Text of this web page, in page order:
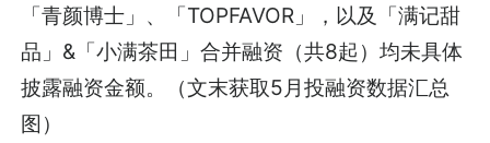
「青颜博士」、「TOPFAVOR」，以及「满记甜
品」&「小满茶田」合并融资（共8起）均未具体
披露融资金额。（文末获取5月投融资数据汇总
图）